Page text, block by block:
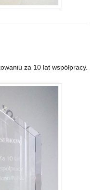
za 10 lat współpracy.